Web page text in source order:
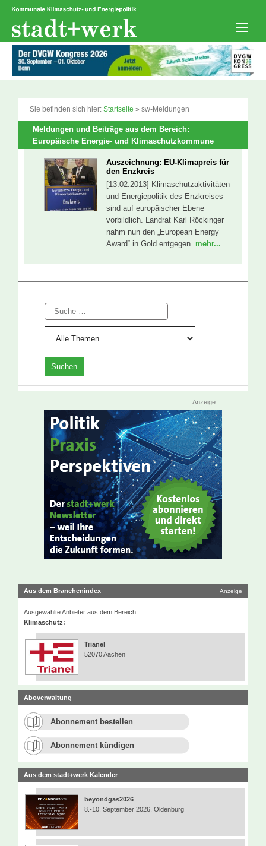
Zum
springen
Sie befinden sich hier: Startseite » sw-Meldungen
Meldungen und Beiträge aus dem Bereich:
Europäische Energie- und Klimaschutzkommune
Auszeichnung: EU-Klimapreis für
den Enzkreis
[13.02.2013] Klimaschutzaktivitäten
und Energiepolitik des Enzkreises
sind auf europäischer Ebene
vorbildlich. Landrat Karl Röckinger
nahm nun den „European Energy
Award“ in Gold entgegen. mehr...
Suche
Anzeige
Aus dem Branchenindex Anzeige
Ausgewählte Anbieter aus dem Bereich
Klimaschutz:
Trianel
52070 Aachen
Aboverwaltung
Abonnement bestellen
Abonnement kündigen
Aus dem stadt+werk Kalender
beyondgas2026
8.-10. September 2026, Oldenburg